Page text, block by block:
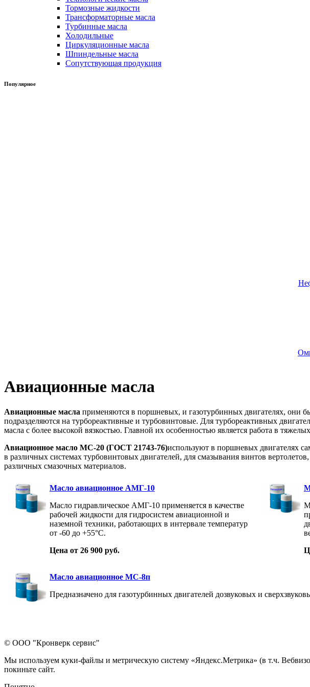
Тормозные жидкости
Трансформаторные масла
Турбинные масла
Холодильные
Циркуляционные масла
Шпиндельные масла
Сопутствующая продукция
Популярное
Авиационные масла
Авиационные масла применяются в поршневых, и газотурбинных двигателях, они
подразделяются на турбореактивные и турбовинтовые. Для турбореактивных
масла с более высокой вязкостью. Главной их особенностью является работа в
Авиационное масло МС-20 (ГОСТ 21743-76)используют в поршневых двигателях
в различных системах турбовинтовых двигателей, для смазывания винтов
различных смазочных материалов.
Масло авиационное АМГ-10
Масло гидравлическое АМГ-10 применяется в качестве
рабочей жидкости для гидросистем авиационной и
наземной техники, работающих в интервале температур
от -60 до +55°С.
Цена от 26 900 руб.
Масло авиационное МС-8п
Предназначено для газотурбинных двигателей дозвуковых и
© ООО "Кронверк сервис"
Мы используем куки-файлы и метрическую систему «Яндекс.Метрика» (в т.ч.
покиньте сайт.